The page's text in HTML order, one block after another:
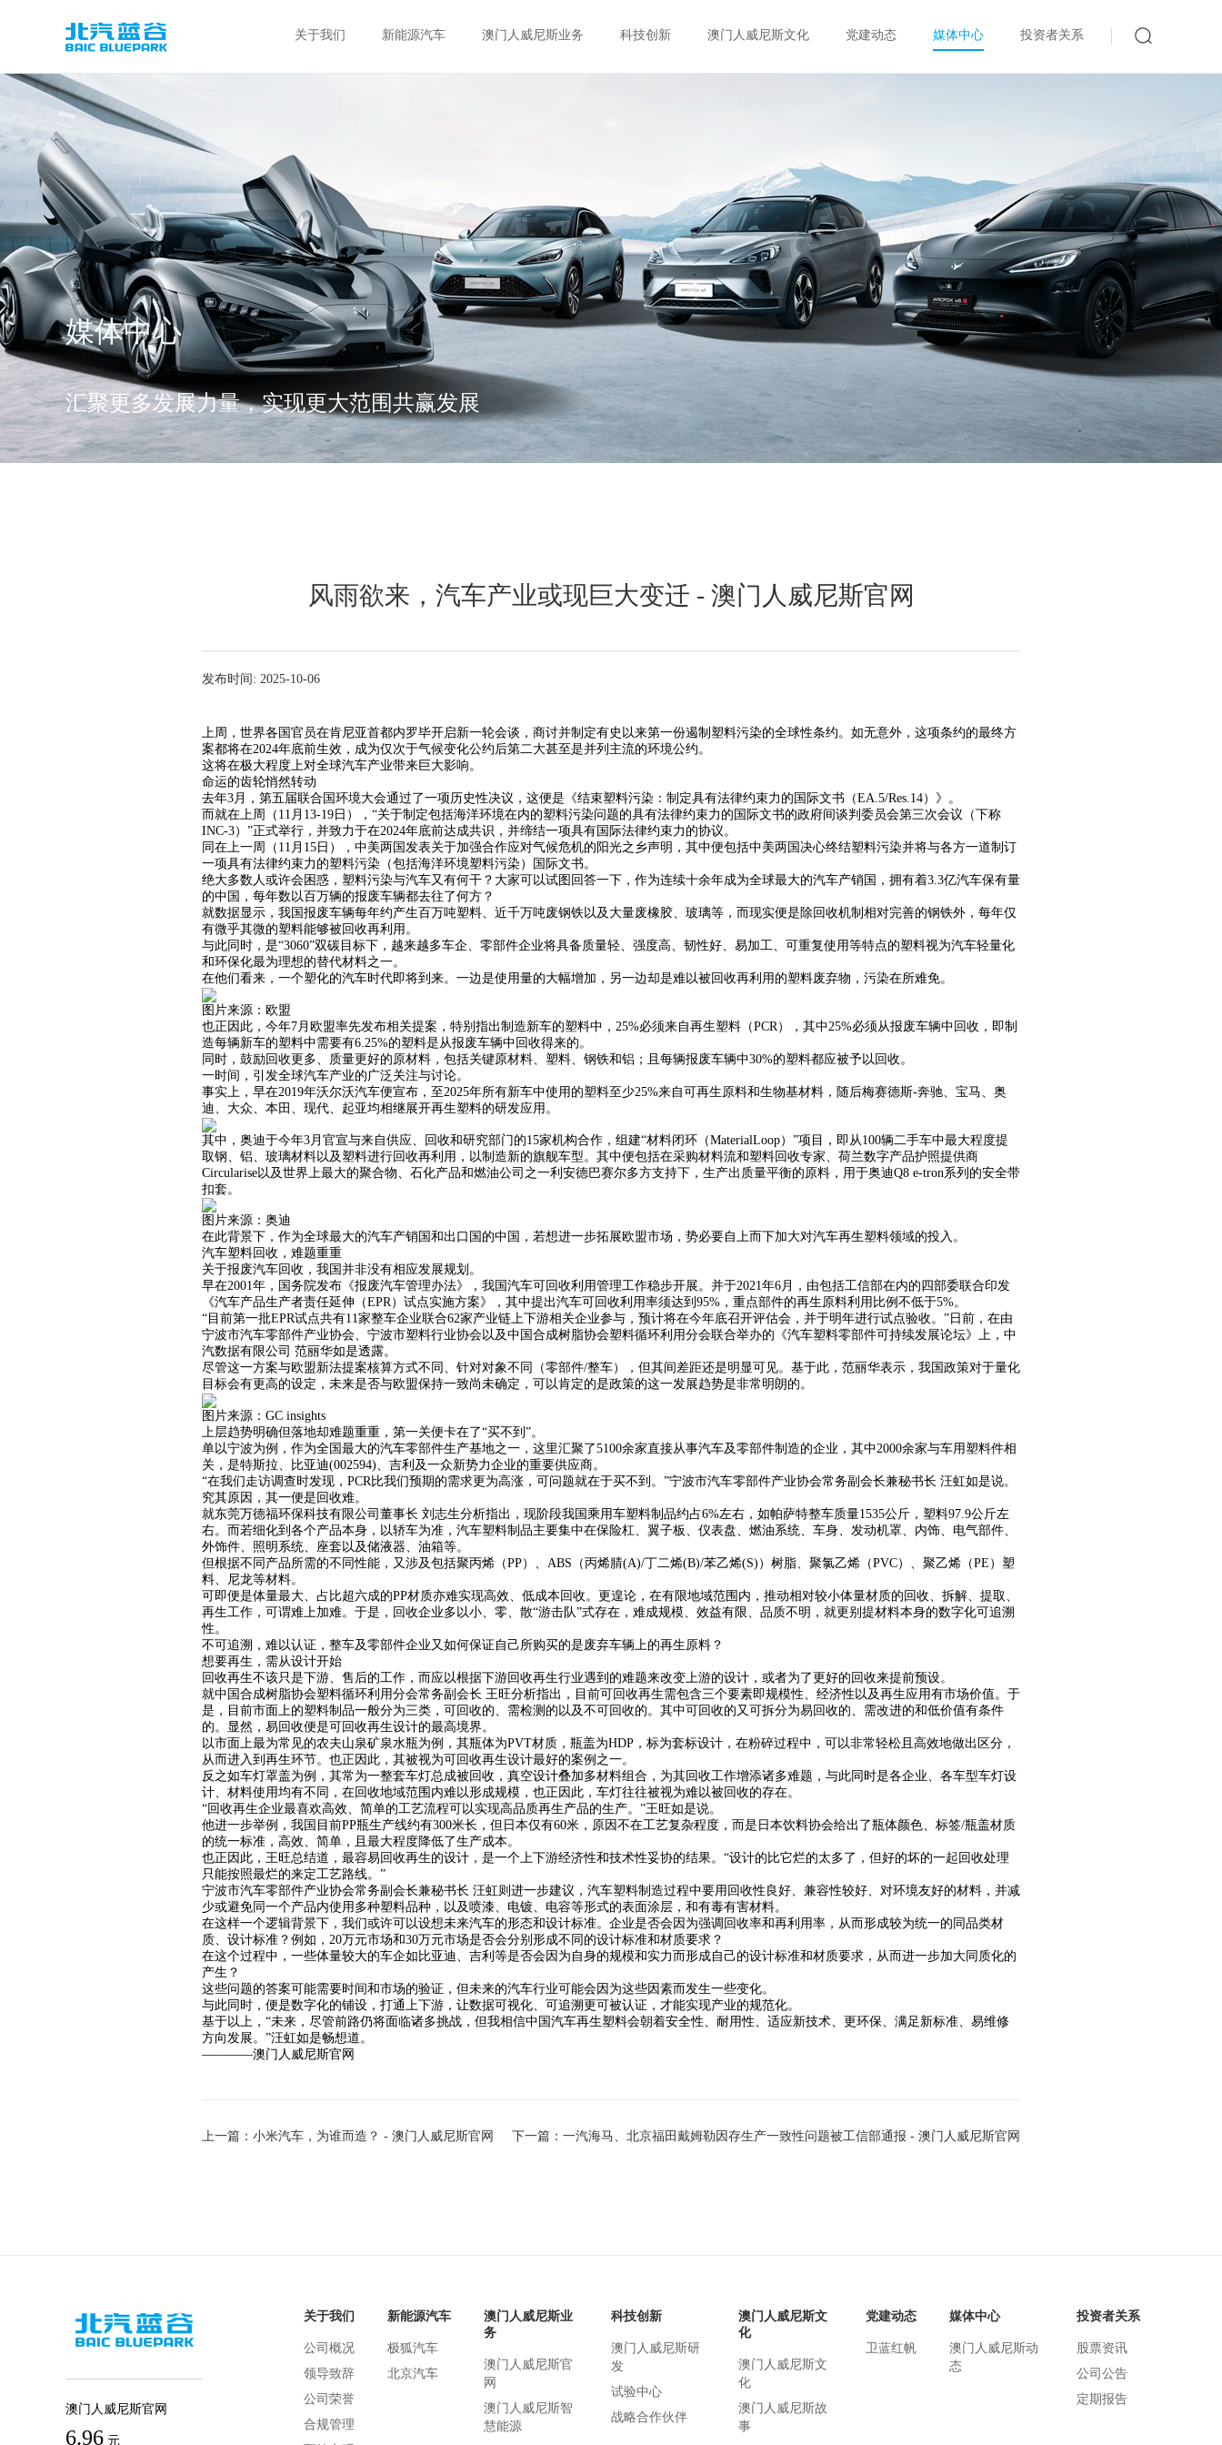
关于我们 新能源汽车 澳门人威尼斯业务 科技创新 澳门人威尼斯文化 党建动态 媒体中心 投资者关系
媒体中心
汇聚更多发展力量，实现更大范围共赢发展
风雨欲来，汽车产业或现巨大变迁 - 澳门人威尼斯官网
发布时间: 2025-10-06
上周，世界各国官员在肯尼亚首都内罗毕开启新一轮会谈，商讨并制定有史以来第一份遏制塑料污染的全球性条约。如无意外，这项条约的最终方
案都将在2024年底前生效，成为仅次于气候变化公约后第二大甚至是并列主流的环境公约。
这将在极大程度上对全球汽车产业带来巨大影响。
命运的齿轮悄然转动
去年3月，第五届联合国环境大会通过了一项历史性决议，这便是《结束塑料污染：制定具有法律约束力的国际文书（EA.5/Res.14）》。
而就在上周（11月13-19日），“关于制定包括海洋环境在内的塑料污染问题的具有法律约束力的国际文书的政府间谈判委员会第三次会议（下称
INC-3）”正式举行，并致力于在2024年底前达成共识，并缔结一项具有国际法律约束力的协议。
同在上一周（11月15日），中美两国发表关于加强合作应对气候危机的阳光之乡声明，其中便包括中美两国决心终结塑料污染并将与各方一道制订
一项具有法律约束力的塑料污染（包括海洋环境塑料污染）国际文书。
绝大多数人或许会困惑，塑料污染与汽车又有何干？大家可以试图回答一下，作为连续十余年成为全球最大的汽车产销国，拥有着3.3亿汽车保有量
的中国，每年数以百万辆的报废车辆都去往了何方？
就数据显示，我国报废车辆每年约产生百万吨塑料、近千万吨废钢铁以及大量废橡胶、玻璃等，而现实便是除回收机制相对完善的钢铁外，每年仅
有微乎其微的塑料能够被回收再利用。
与此同时，是“3060”双碳目标下，越来越多车企、零部件企业将具备质量轻、强度高、韧性好、易加工、可重复使用等特点的塑料视为汽车轻量化
和环保化最为理想的替代材料之一。
在他们看来，一个塑化的汽车时代即将到来。一边是使用量的大幅增加，另一边却是难以被回收再利用的塑料废弃物，污染在所难免。
图片来源：欧盟
也正因此，今年7月欧盟率先发布相关提案，特别指出制造新车的塑料中，25%必须来自再生塑料（PCR），其中25%必须从报废车辆中回收，即制
造每辆新车的塑料中需要有6.25%的塑料是从报废车辆中回收得来的。
同时，鼓励回收更多、质量更好的原材料，包括关键原材料、塑料、钢铁和铝；且每辆报废车辆中30%的塑料都应被予以回收。
一时间，引发全球汽车产业的广泛关注与讨论。
事实上，早在2019年沃尔沃汽车便宣布，至2025年所有新车中使用的塑料至少25%来自可再生原料和生物基材料，随后梅赛德斯-奔驰、宝马、奥
迪、大众、本田、现代、起亚均相继展开再生塑料的研发应用。
其中，奥迪于今年3月官宣与来自供应、回收和研究部门的15家机构合作，组建“材料闭环（MaterialLoop）”项目，即从100辆二手车中最大程度提
取钢、铝、玻璃材料以及塑料进行回收再利用，以制造新的旗舰车型。其中便包括在采购材料流和塑料回收专家、荷兰数字产品护照提供商
Circularise以及世界上最大的聚合物、石化产品和燃油公司之一利安德巴赛尔多方支持下，生产出质量平衡的原料，用于奥迪Q8 e-tron系列的安全带
扣套。
图片来源：奥迪
在此背景下，作为全球最大的汽车产销国和出口国的中国，若想进一步拓展欧盟市场，势必要自上而下加大对汽车再生塑料领域的投入。
汽车塑料回收，难题重重
关于报废汽车回收，我国并非没有相应发展规划。
早在2001年，国务院发布《报废汽车管理办法》，我国汽车可回收利用管理工作稳步开展。并于2021年6月，由包括工信部在内的四部委联合印发
《汽车产品生产者责任延伸（EPR）试点实施方案》，其中提出汽车可回收利用率须达到95%，重点部件的再生原料利用比例不低于5%。
“目前第一批EPR试点共有11家整车企业联合62家产业链上下游相关企业参与，预计将在今年底召开评估会，并于明年进行试点验收。”日前，在由
宁波市汽车零部件产业协会、宁波市塑料行业协会以及中国合成树脂协会塑料循环利用分会联合举办的《汽车塑料零部件可持续发展论坛》上，中
汽数据有限公司 范丽华如是透露。
尽管这一方案与欧盟新法提案核算方式不同、针对对象不同（零部件/整车），但其间差距还是明显可见。基于此，范丽华表示，我国政策对于量化
目标会有更高的设定，未来是否与欧盟保持一致尚未确定，可以肯定的是政策的这一发展趋势是非常明朗的。
图片来源：GC insights
上层趋势明确但落地却难题重重，第一关便卡在了“买不到”。
单以宁波为例，作为全国最大的汽车零部件生产基地之一，这里汇聚了5100余家直接从事汽车及零部件制造的企业，其中2000余家与车用塑料件相
关，是特斯拉、比亚迪(002594)、吉利及一众新势力企业的重要供应商。
“在我们走访调查时发现，PCR比我们预期的需求更为高涨，可问题就在于买不到。”宁波市汽车零部件产业协会常务副会长兼秘书长 汪虹如是说。
究其原因，其一便是回收难。
就东莞万德福环保科技有限公司董事长 刘志生分析指出，现阶段我国乘用车塑料制品约占6%左右，如帕萨特整车质量1535公斤，塑料97.9公斤左
右。而若细化到各个产品本身，以轿车为准，汽车塑料制品主要集中在保险杠、翼子板、仪表盘、燃油系统、车身、发动机罩、内饰、电气部件、
外饰件、照明系统、座套以及储液器、油箱等。
但根据不同产品所需的不同性能，又涉及包括聚丙烯（PP）、ABS（丙烯腈(A)/丁二烯(B)/苯乙烯(S)）树脂、聚氯乙烯（PVC）、聚乙烯（PE）塑
料、尼龙等材料。
可即便是体量最大、占比超六成的PP材质亦难实现高效、低成本回收。更遑论，在有限地域范围内，推动相对较小体量材质的回收、拆解、提取、
再生工作，可谓难上加难。于是，回收企业多以小、零、散“游击队”式存在，难成规模、效益有限、品质不明，就更别提材料本身的数字化可追溯
性。
不可追溯，难以认证，整车及零部件企业又如何保证自己所购买的是废弃车辆上的再生原料？
想要再生，需从设计开始
回收再生不该只是下游、售后的工作，而应以根据下游回收再生行业遇到的难题来改变上游的设计，或者为了更好的回收来提前预设。
就中国合成树脂协会塑料循环利用分会常务副会长 王旺分析指出，目前可回收再生需包含三个要素即规模性、经济性以及再生应用有市场价值。于
是，目前市面上的塑料制品一般分为三类，可回收的、需检测的以及不可回收的。其中可回收的又可拆分为易回收的、需改进的和低价值有条件
的。显然，易回收便是可回收再生设计的最高境界。
以市面上最为常见的农夫山泉矿泉水瓶为例，其瓶体为PVT材质，瓶盖为HDP，标为套标设计，在粉碎过程中，可以非常轻松且高效地做出区分，
从而进入到再生环节。也正因此，其被视为可回收再生设计最好的案例之一。
反之如车灯罩盖为例，其常为一整套车灯总成被回收，真空设计叠加多材料组合，为其回收工作增添诸多难题，与此同时是各企业、各车型车灯设
计、材料使用均有不同，在回收地域范围内难以形成规模，也正因此，车灯往往被视为难以被回收的存在。
“回收再生企业最喜欢高效、简单的工艺流程可以实现高品质再生产品的生产。”王旺如是说。
他进一步举例，我国目前PP瓶生产线约有300米长，但日本仅有60米，原因不在工艺复杂程度，而是日本饮料协会给出了瓶体颜色、标签/瓶盖材质
的统一标准，高效、简单，且最大程度降低了生产成本。
也正因此，王旺总结道，最容易回收再生的设计，是一个上下游经济性和技术性妥协的结果。“设计的比它烂的太多了，但好的坏的一起回收处理
只能按照最烂的来定工艺路线。”
宁波市汽车零部件产业协会常务副会长兼秘书长 汪虹则进一步建议，汽车塑料制造过程中要用回收性良好、兼容性较好、对环境友好的材料，并减
少或避免同一个产品内使用多种塑料品种，以及喷漆、电镀、电容等形式的表面涂层，和有毒有害材料。
在这样一个逻辑背景下，我们或许可以设想未来汽车的形态和设计标准。企业是否会因为强调回收率和再利用率，从而形成较为统一的同品类材
质、设计标准？例如，20万元市场和30万元市场是否会分别形成不同的设计标准和材质要求？
在这个过程中，一些体量较大的车企如比亚迪、吉利等是否会因为自身的规模和实力而形成自己的设计标准和材质要求，从而进一步加大同质化的
产生？
这些问题的答案可能需要时间和市场的验证，但未来的汽车行业可能会因为这些因素而发生一些变化。
与此同时，便是数字化的铺设，打通上下游，让数据可视化、可追溯更可被认证，才能实现产业的规范化。
基于以上，“未来，尽管前路仍将面临诸多挑战，但我相信中国汽车再生塑料会朝着安全性、耐用性、适应新技术、更环保、满足新标准、易维修
方向发展。”汪虹如是畅想道。
————澳门人威尼斯官网
上一篇：小米汽车，为谁而造？ - 澳门人威尼斯官网 下一篇：一汽海马、北京福田戴姆勒因存生产一致性问题被工信部通报 - 澳门人威尼斯官网
澳门人威尼斯官网
6.96 元
关于我们
公司概况
领导致辞
公司荣誉
合规管理
新能源汽车
极狐汽车
北京汽车
澳门人威尼斯业
务
澳门人威尼斯官
网
澳门人威尼斯智
慧能源
科技创新
澳门人威尼斯研
发
试验中心
战略合作伙伴
澳门人威尼斯文
化
澳门人威尼斯文
化
澳门人威尼斯故
事
党建动态
卫蓝红帆
媒体中心
澳门人威尼斯动
态
投资者关系
股票资讯
公司公告
定期报告